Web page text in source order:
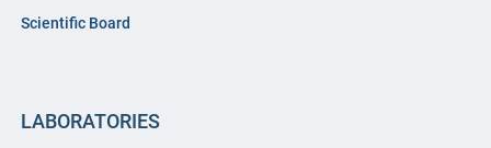
Scientific Board
LABORATORIES